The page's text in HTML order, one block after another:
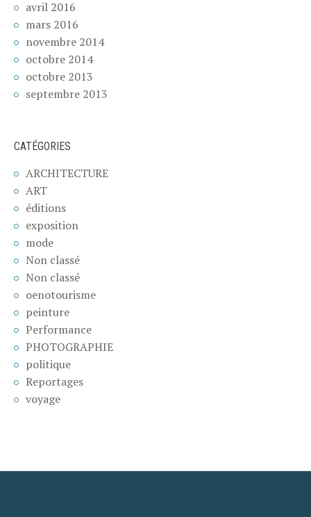
avril 2016
mars 2016
novembre 2014
octobre 2014
octobre 2013
septembre 2013
CATÉGORIES
ARCHITECTURE
ART
éditions
exposition
mode
Non classé
Non classé
oenotourisme
peinture
Performance
PHOTOGRAPHIE
politique
Reportages
voyage